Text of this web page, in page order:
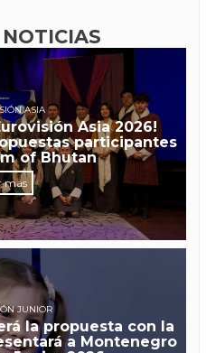
ASIA
Asia 2026!
participantes
of Bhutan
más
JUNIOR
la propuesta con la
a Montenegro